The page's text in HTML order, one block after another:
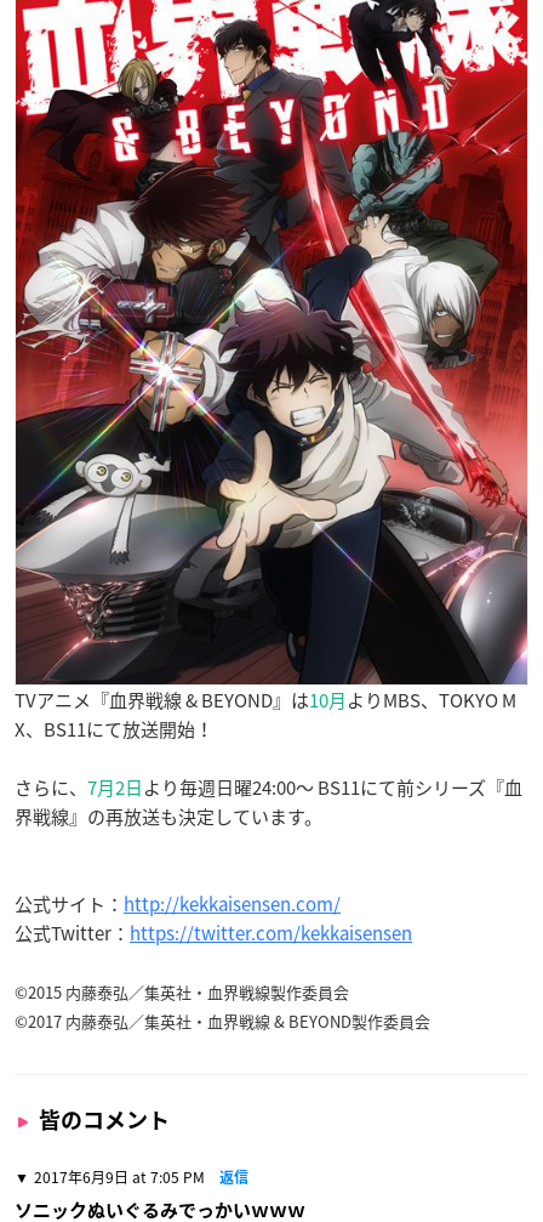
TVアニメ『血界戦線 & BEYOND』は10月よりMBS、 TOKYO M
X、 BS11にて放送開始！
さらに、 7月2日より毎週日曜24:00～BS11にて前シリーズ『血
界戦線』の再放送も決定しています。
公式サイト： http://kekkaisensen.com/
公式Twitter： https://twitter.com/kekkaisensen
©2015 内藤泰弘／集英社・血界戦線製作委員会
©2017 内藤泰弘／集英社・血界戦線 & BEYOND製作委員会
皆のコメント
2017年6月9日 at 7:05 PM 返信
ソニックぬいぐるみでっかいｗｗｗ